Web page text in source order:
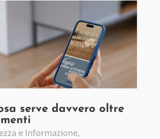
serve davvero oltre
e Informazione,